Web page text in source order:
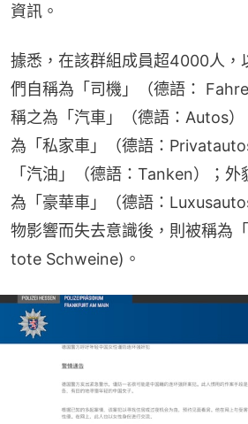
資訊。
據悉，在該群組成員超4000人，
們自稱為「司機」（德語：
稱之為「汽車」（德語：Autos
為「私家車」（德語：
「汽油」（德語：Tanken）；
為「豪華車」（德語：
物影響而失去意識後，則被稱為
tote Schweine)。